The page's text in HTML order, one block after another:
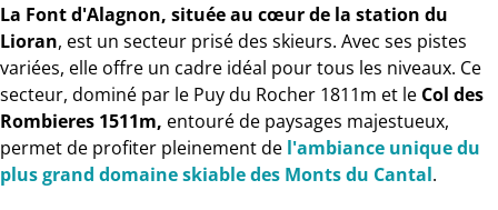
La Font d'Alagnon, située au cœur de la station du
Lioran, est un secteur prisé des skieurs. Avec ses pistes
variées, elle offre un cadre idéal pour tous les niveaux. Ce
secteur, dominé par le Puy du Rocher 1811m et le Col des
Rombieres 1511m, entouré de paysages majestueux,
permet de profiter pleinement de l'ambiance unique du
plus grand domaine skiable des Monts du Cantal.